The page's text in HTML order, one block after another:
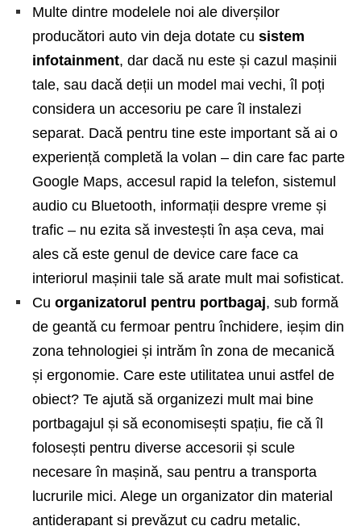
Multe dintre modelele noi ale diverșilor
producători auto vin deja dotate cu sistem
infotainment, dar dacă nu este și cazul mașinii
tale, sau dacă deții un model mai vechi, îl poți
considera un accesoriu pe care îl instalezi
separat. Dacă pentru tine este important să ai o
experiență completă la volan – din care fac parte
Google Maps, accesul rapid la telefon, sistemul
audio cu Bluetooth, informații despre vreme și
trafic – nu ezita să investești în așa ceva, mai
ales că este genul de device care face ca
interiorul mașinii tale să arate mult mai sofisticat.
Cu organizatorul pentru portbagaj, sub formă
de geantă cu fermoar pentru închidere, ieșim din
zona tehnologiei și intrăm în zona de mecanică
și ergonomie. Care este utilitatea unui astfel de
obiect? Te ajută să organizezi mult mai bine
portbagajul și să economisești spațiu, fie că îl
folosești pentru diverse accesorii și scule
necesare în mașină, sau pentru a transporta
lucrurile mici. Alege un organizator din material
antiderapant și prevăzut cu cadru metalic,